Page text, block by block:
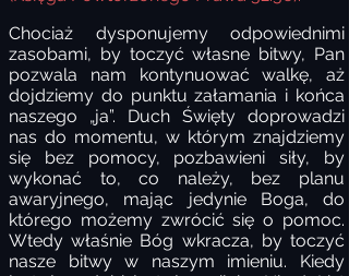
Chociaż dysponujemy odpowiednimi
zasobami, by toczyć własne bitwy, Pan
pozwala nam kontynuować walkę, aż
dojdziemy do punktuzałamania i końca
naszego „ja”. Duch Święty doprowadzi
nas do momentu, w którym znajdziemy
się bez pomocy, pozbawieni siły, by
wykonać to, co należy, bez planu
awaryjnego, mając jedynie Boga, do
którego możemy zwrócić się o pomoc.
Wtedy właśnie Bóg wkracza, by toczyć
nasze bitwy w naszym imieniu. Kiedy